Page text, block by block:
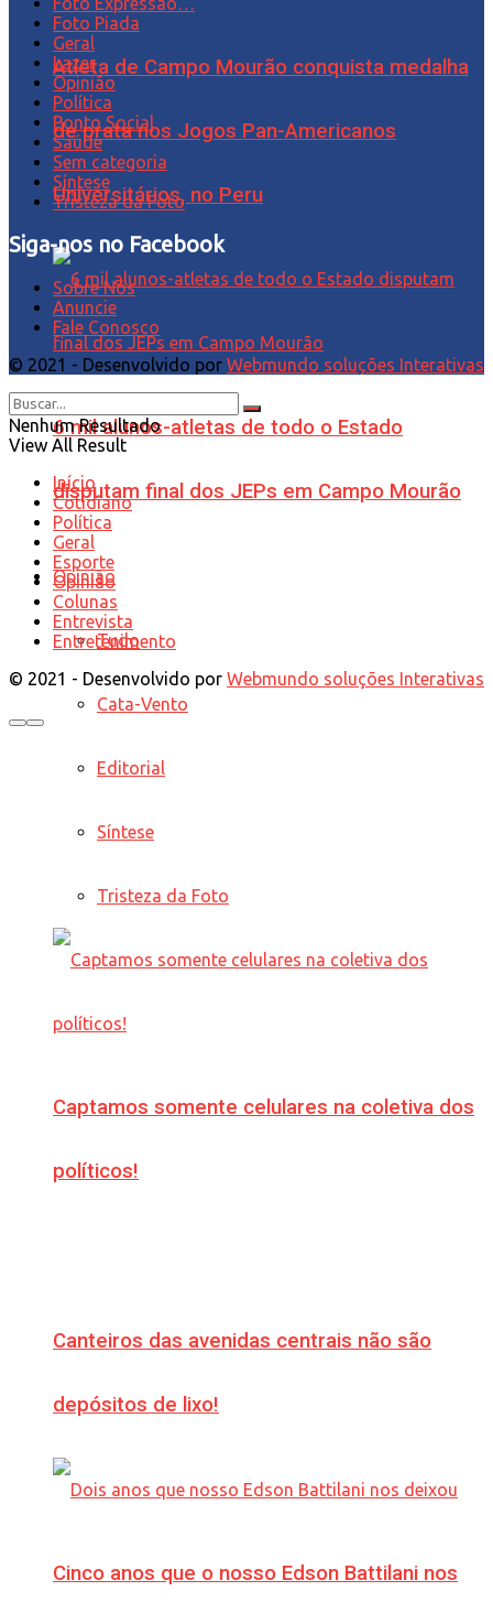
Atleta de Campo Mourão conquista medalha
de prata nos Jogos Pan-Americanos
Universitários, no Peru
6 mil alunos-atletas de todo o Estado
disputam final dos JEPs em Campo Mourão
Opinião
Tudo
Cata-Vento
Editorial
Síntese
Tristeza da Foto
Captamos somente celulares na coletiva dos
políticos!
Canteiros das avenidas centrais não são
depósitos de lixo!
Cinco anos que o nosso Edson Battilani nos
Foto Piada
Geral
Lazer
Opinião
Política
Ponto Social
Saúde
Sem categoria
Síntese
Tristeza da Foto
Siga-nos no Facebook
Sobre Nós
Anuncie
Fale Conosco
© 2021 - Desenvolvido por Webmundo soluções Interativas
Nenhum Resultado
View All Result
Início
Cotidiano
Política
Geral
Esporte
Opinião
Colunas
Entrevista
Entretenimento
© 2021 - Desenvolvido por Webmundo soluções Interativas